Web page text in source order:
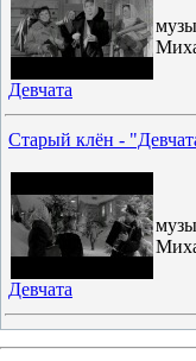
Девчата
Старый клён -
Девчата